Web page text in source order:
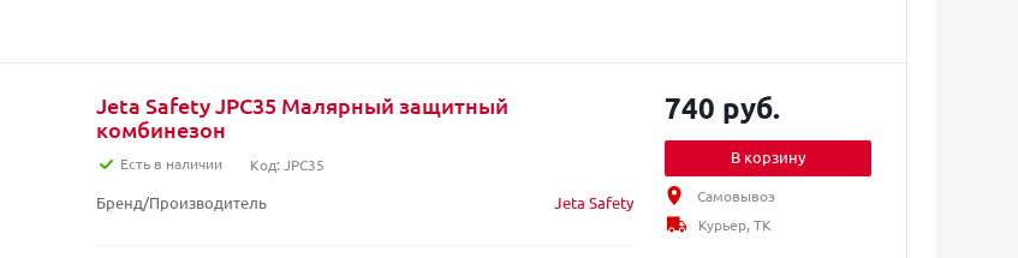
Jeta Safety JPC35 Малярный защитный
комбинезон
Есть в наличии Код: JPC35
Бренд/Производитель Jeta Safety
740 руб.
В корзину
Самовывоз
Курьер, ТК